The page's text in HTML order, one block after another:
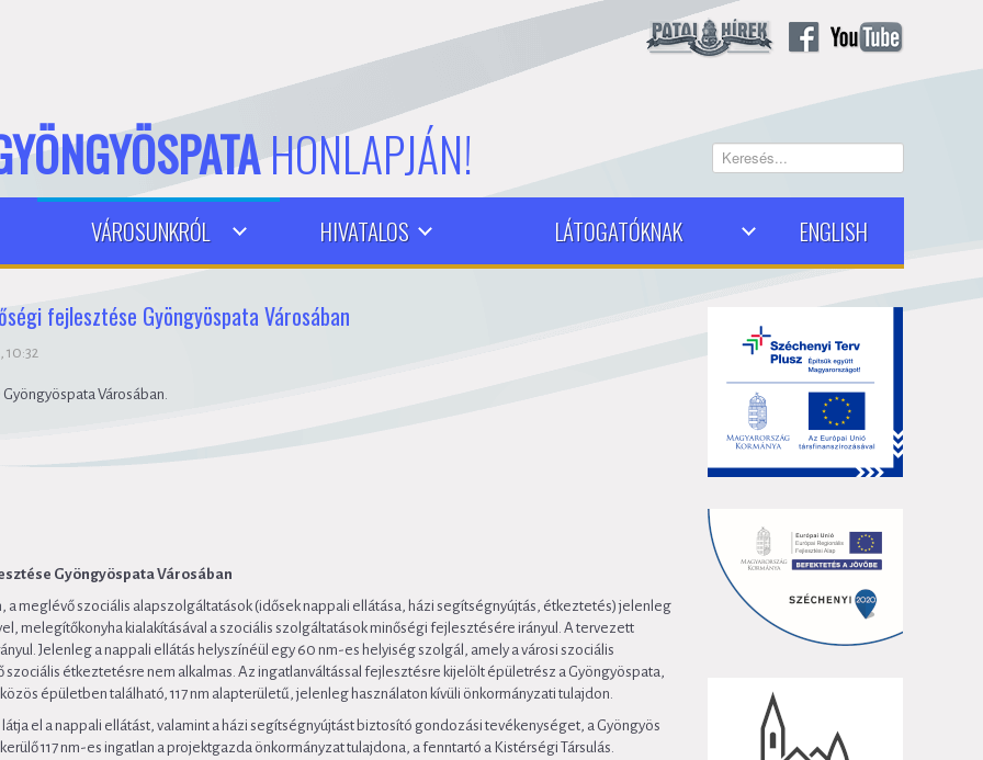
HONLAPJÁN! Keresés...
VÁROSUNKRÓL HIVATALOS LÁTOGATÓKNAK ENGLISH
fejlesztése Gyöngyöspata Városában
10:32
Városában.
Gyöngyöspata Városában
meglévő szociális alapszolgáltatások (idősek nappali ellátása, házi segítségnyújtás, étkeztetés) jelenleg
melegítőkonyha kialakításával a szociális szolgáltatások minőségi fejlesztésére irányul. A tervezett
Jelenleg a nappali ellátás helyszínéül egy 60 nm-es helyiség szolgál, amely a városi szociális
étkeztetésre nem alkalmas. Az ingatlanváltással fejlesztésre kijelölt épületrész a Gyöngyöspata,
épületben található, 117 nm alapterületű, jelenleg használaton kívüli önkormányzati tulajdon.
el a nappali ellátást, valamint a házi segítségnyújtást biztosító gondozási tevékenységet, a Gyöngyös
117 nm-es ingatlan a projektgazda önkormányzat tulajdona, a fenntartó a Kistérségi Társulás.